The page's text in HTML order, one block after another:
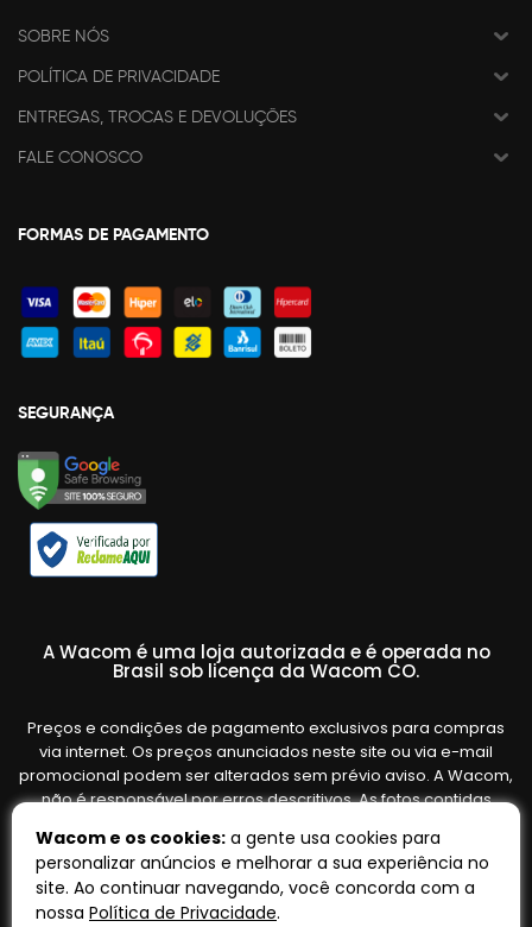
SOBRE NÓS
POLÍTICA DE PRIVACIDADE
ENTREGAS, TROCAS E DEVOLUÇÕES
FALE CONOSCO
FORMAS DE PAGAMENTO
SEGURANÇA
A Wacom é uma loja autorizada e é operada no
Brasil sob licença da Wacom CO.
Preços e condições de pagamento exclusivos para compras
via internet. Os preços anunciados neste site ou via e-mail
promocional podem ser alterados sem prévio aviso. A Wacom,
não é responsável por erros descritivos. As fotos contidas
variar de acordo com o fornecedor/lote do fabricante. Ofertas
válidas até o término de nossos estoques. Vendas sujeitas à
análise e confirmação de dados.
Wacom e os cookies: a gente usa cookies para
personalizar anúncios e melhorar a sua experiência no
site. Ao continuar navegando, você concorda com a
nossa Política de Privacidade.